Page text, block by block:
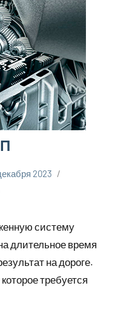
2023
систему
длительное время
на дороге.
требуется